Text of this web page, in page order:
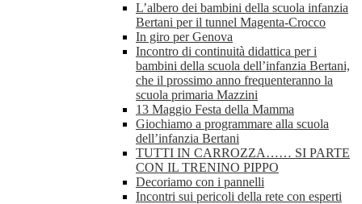
L’albero dei bambini della scuola infanzia
Bertani per il tunnel Magenta-Crocco
In giro per Genova
Incontro di continuità didattica per i
bambini della scuola dell’infanzia Bertani,
che il prossimo anno frequenteranno la
scuola primaria Mazzini
13 Maggio Festa della Mamma
Giochiamo a programmare alla scuola
dell’infanzia Bertani
TUTTI IN CARROZZA…… SI PARTE
CON IL TRENINO PIPPO
Decoriamo con i pannelli
Incontri sui pericoli della rete con esperti